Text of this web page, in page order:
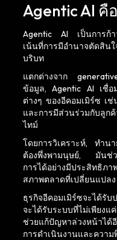
Agentic AI คื
Agentic AI เป็นการก้า
เน้นที่การมีอำนาจตัดสิน
บริบท
แตกต่างจาก
ข้อมูล, Agentic AI เชื่อ
ต่างๆ ของอีคอมเมิร์ซ เ
และการมีส่วนร่วมกับลูก
ไทม์
โดยการวิเคราะห์, ทำน
ต้องพึ่งพามนุษย์, มันช่ว
การได้อย่างมีประสิทธิภา
สภาพตลาดที่เปลี่ยนแปลง
ธุรกิจอีคอมเมิร์ซจะได้รั
จะได้รับระบบที่ไม่เพียง
ช่วยแก้ปัญหาล่วงหน้าไ
การดำเนินงานและความ